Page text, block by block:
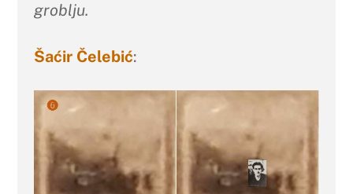
groblju.
Šaćir Čelebić: